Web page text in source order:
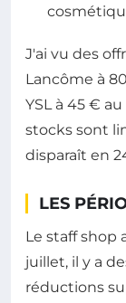
J'ai vu des
Lancôme à
YSL à 45 €
stocks sont
disparaît en
LES
Le staff shop
juillet, il y a
réductions